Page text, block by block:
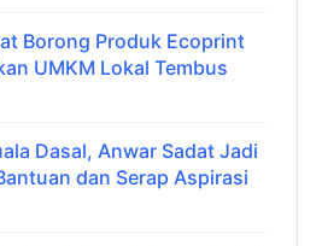
Borong Produk Ecoprint
UMKM Lokal Tembus
Dasal, Anwar Sadat Jadi
dan Serap Aspirasi